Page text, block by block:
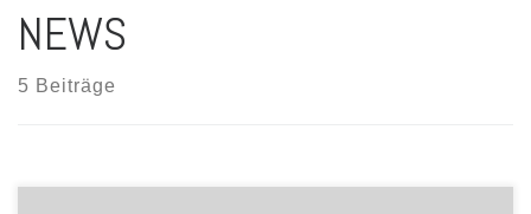
NEWS
5 Beiträge